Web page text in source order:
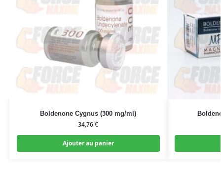
Boldenone Cygnus (300 mg/ml)
34,76€
Ajouter au panier